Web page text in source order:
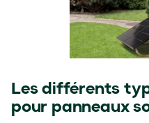
Les différents
pour panneaux